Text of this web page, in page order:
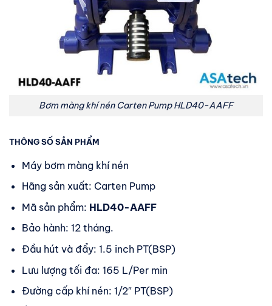
Bơm màng khí nén Carten Pump HLD40-AAFF
THÔNG SỐ SẢN PHẨM
Máy bơm màng khí nén
Hãng sản xuất: Carten Pump
Mã sản phẩm: HLD40-AAFF
Bảo hành: 12 tháng.
Đầu hút và đẩy: 1.5 inch PT(BSP)
Lưu lượng tối đa: 165 L/Per min
Đường cấp khí nén: 1/2″ PT(BSP)